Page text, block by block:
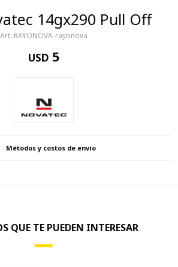
14gx290 Pull Off
RAYONOVA-rayonova
USD 5
Métodos y costos de envío
QUE TE PUEDEN INTERESAR